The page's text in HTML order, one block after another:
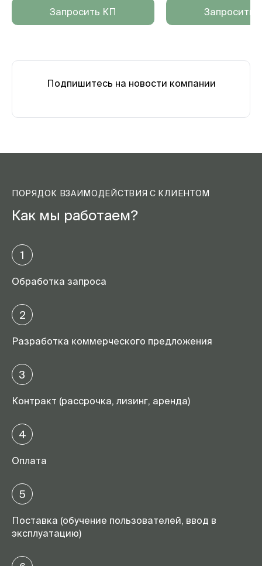
Запросить КП Запросить
Подпишитесь на новости компании
ПОРЯДОК ВЗАИМОДЕЙСТВИЯ С КЛИЕНТОМ
Как мы работаем?
1
Обработка запроса
2
Разработка коммерческого предложения
3
Контракт (рассрочка, лизинг, аренда)
4
Оплата
5
Поставка (обучение пользователей, ввод в
эксплуатацию)